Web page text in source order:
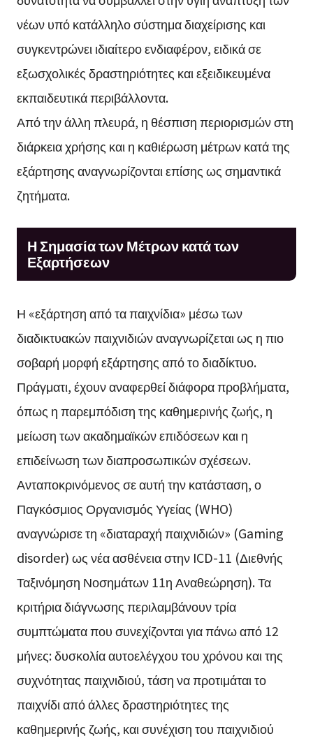
νέων υπό κατάλληλο σύστημα διαχείρισης και
συγκεντρώνει ιδιαίτερο ενδιαφέρον, ειδικά σε
εξωσχολικές δραστηριότητες και εξειδικευμένα
εκπαιδευτικά περιβάλλοντα.
Από την άλλη πλευρά, η θέσπιση περιορισμών στη
διάρκεια χρήσης και η καθιέρωση μέτρων κατά της
εξάρτησης αναγνωρίζονται επίσης ως σημαντικά
ζητήματα.
Η Σημασία των Μέτρων κατά των
Εξαρτήσεων
Η «εξάρτηση από τα παιχνίδια» μέσω των
διαδικτυακών παιχνιδιών αναγνωρίζεται ως η πιο
σοβαρή μορφή εξάρτησης από το διαδίκτυο.
Πράγματι, έχουν αναφερθεί διάφορα προβλήματα,
όπως η παρεμπόδιση της καθημερινής ζωής, η
μείωση των ακαδημαϊκών επιδόσεων και η
επιδείνωση των διαπροσωπικών σχέσεων.
Ανταποκρινόμενος σε αυτή την κατάσταση, ο
Παγκόσμιος Οργανισμός Υγείας (WHO)
αναγνώρισε τη «διαταραχή παιχνιδιών» (Gaming
disorder) ως νέα ασθένεια στην ICD-11 (Διεθνής
Ταξινόμηση Νοσημάτων 11η Αναθεώρηση). Τα
κριτήρια διάγνωσης περιλαμβάνουν τρία
συμπτώματα που συνεχίζονται για πάνω από 12
μήνες: δυσκολία αυτοελέγχου του χρόνου και της
συχνότητας παιχνιδιού, τάση να προτιμάται το
παιχνίδι από άλλες δραστηριότητες της
καθημερινής ζωής, και συνέχιση του παιχνιδιού